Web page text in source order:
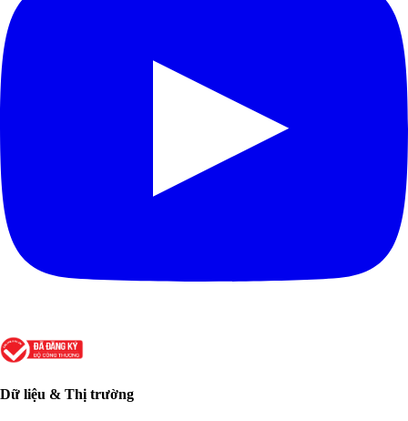
Dữ liệu & Thị trường